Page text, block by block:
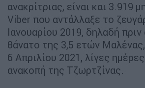
ανακρίτριας, είναι και 3.919
Viber που αντάλλαξε το
Ιανουαρίου 2019, δηλαδή
θάνατο της 3,5 ετών Μαλένας,
6 Απριλίου 2021, λίγες
ανακοπή της Τζωρτζίνας.